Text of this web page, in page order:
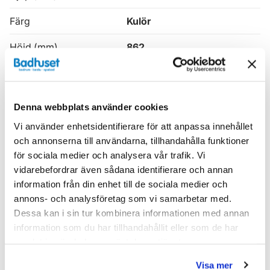
Denna webbplats använder cookies
Vi använder enhetsidentifierare för att anpassa innehållet
och annonserna till användarna, tillhandahålla funktioner
för sociala medier och analysera vår trafik. Vi
vidarebefordrar även sådana identifierare och annan
information från din enhet till de sociala medier och
annons- och analysföretag som vi samarbetar med.
Dessa kan i sin tur kombinera informationen med annan
information som du har tillhandahållit eller som de har
Visa mer
Färg Kulör
Höjd (mm) 862
Produkttyp
Varumärke Vedum
SKU: ved679129299
MPN: 679129299
EAN / GTIN: 7332936066236
Dokument